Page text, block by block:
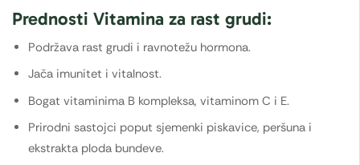
Prednosti Vitamina za rast grudi:
Podržava rast grudi i ravnotežu hormona.
Jača imunitet i vitalnost.
Bogat vitaminima B kompleksa, vitaminom C i E.
Prirodni sastojci poput sjemenki piskavice, peršuna i
ekstrakta ploda bundeve.